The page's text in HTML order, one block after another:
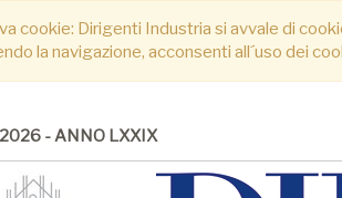
cookie: Dirigenti Industria si avvale di
la navigazione, acconsenti all´uso dei
2026 - ANNO LXXIX